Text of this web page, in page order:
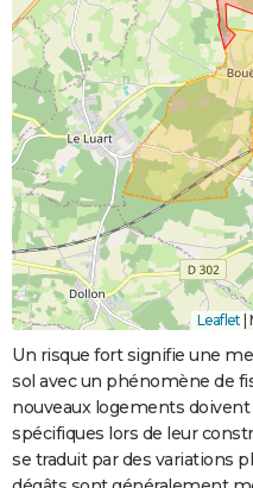
Leaflet |
Un risque fort signifie une
sol avec un phénomène de
nouveaux logements
spécifiques lors de leur
se traduit par des variations